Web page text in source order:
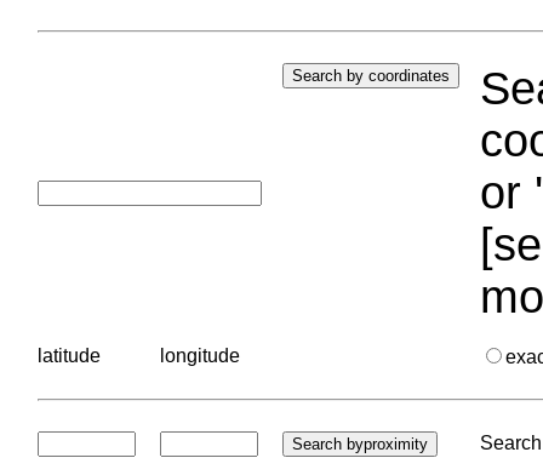
or
latitude longitude